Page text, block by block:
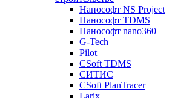
Нанософт NS Project
Нанософт TDMS
Нанософт nano360
G-Tech
Pilot
CSoft TDMS
СИТИС
CSoft PlanTracer
Larix